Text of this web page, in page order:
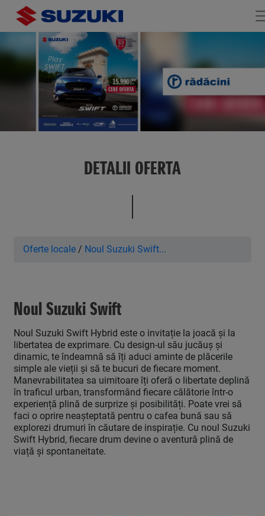
DETALII OFERTA
Oferte locale / Noul Suzuki Swift...
Noul Suzuki Swift
Noul Suzuki Swift Hybrid este o invitație la joacă și la
libertatea de exprimare. Cu design-ul său jucăuș și
dinamic, te îndeamnă să îți aduci aminte de plăcerile
simple ale vieții și să te bucuri de fiecare moment.
Manevrabilitatea sa uimitoare îți oferă o libertate deplină
în traficul urban, transformând fiecare călătorie într-o
experiență plină de surprize și posibilități. Poate vrei să
faci o oprire neașteptată pentru o cafea bună sau să
explorezi drumuri în căutare de inspirație. Cu noul Suzuki
Swift Hybrid, fiecare drum devine o aventură plină de
viață și spontaneitate.